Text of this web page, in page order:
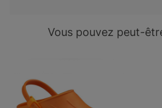
Vous pouvez peut-